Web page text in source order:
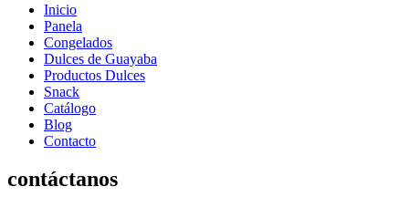
Inicio
Panela
Congelados
Dulces de Guayaba
Productos Dulces
Snack
Catálogo
Blog
Contacto
contáctanos